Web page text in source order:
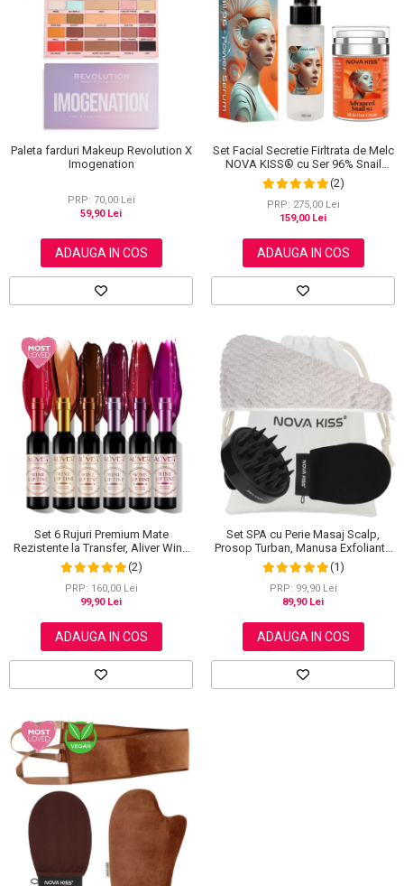
Paleta farduri Makeup Revolution X
Imogenation
PRP: 70,00 Lei
59,90 Lei
ADAUGA IN COS
Set Facial Secretie Firltrata de Melc
NOVA KISS® cu Ser 96% Snail
Power si Crema Advanced Snail 92
All in One
(2)
PRP: 275,00 Lei
159,00 Lei
ADAUGA IN COS
Set 6 Rujuri Premium Mate
Rezistente la Transfer, Aliver Wine
Lip Tint Waterproof, 7 g X 6 buc
(2)
PRP: 160,00 Lei
99,90 Lei
ADAUGA IN COS
Set SPA cu Perie Masaj Scalp,
Prosop Turban, Manusa Exfolianta
si Saculet din Bumbac, NOVA
KISS®
(1)
PRP: 99,90 Lei
89,90 Lei
ADAUGA IN COS